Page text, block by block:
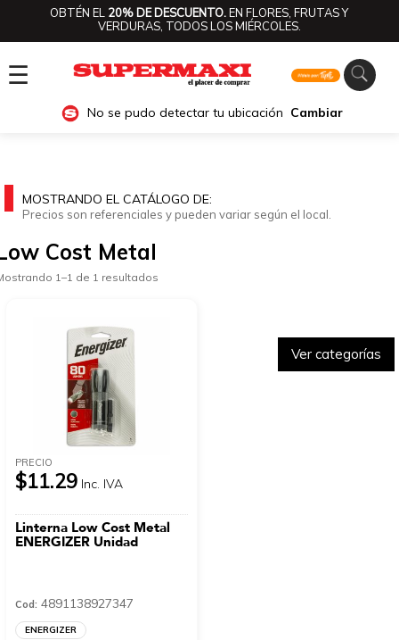
OBTÉN EL 20% DE DESCUENTO.EN FLORES, FRUTAS Y
VERDURAS, TODOS LOS MIÉRCOLES.
☰
No se pudo detectar tu ubicación Cambiar
Ver categorías
MOSTRANDO EL CATÁLOGO DE:
Precios son referenciales y pueden variar según el local.
Cost Metal
1–1 de 1 resultados
PRECIO
$11.29 Inc. IVA
Linterna Low Cost Metal
ENERGIZER Unidad
Cod: 4891138927347
ENERGIZER